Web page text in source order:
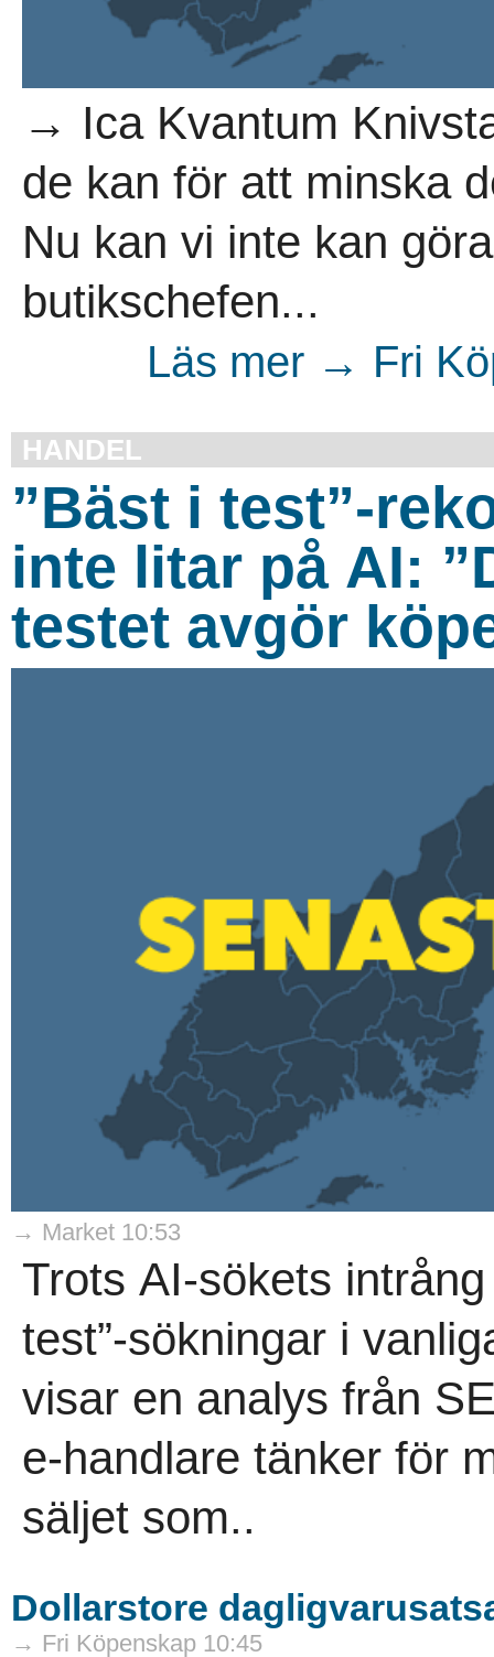
→ Ica Kvantum
de kan för att minska
Nu kan vi inte kan
butikschefen...
Läs mer → Fri
HANDEL
”Bäst i test”-
inte litar på AI:
testet avgör
→ Market 10:53
Trots AI-sökets
test”-sökningar i
visar en analys från
e-handlare tänker för
säljet som..
Dollarstore
→ Fri Köpenskap 10:45